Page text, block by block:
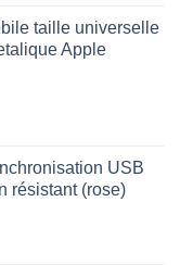
taille universelle
Apple
USB
résistant (rose)